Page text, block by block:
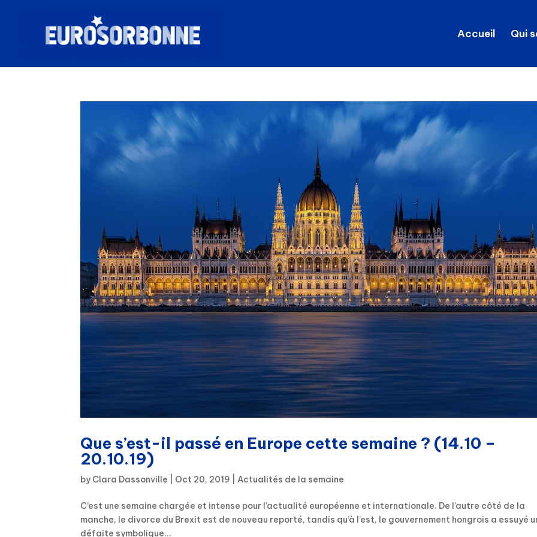
Accueil Qui
Que s’est-il passé en Europe cette semaine ? (14.10 –
20.10.19)
by Clara Dassonville Oct 20, 2019 Actualités de la semaine
C’est une semaine chargée et intense pour l’actualité européenne et internationale. De l’autre côté de la
manche, le divorce du Brexit est de nouveau reporté, tandis qu’à l’est, le gouvernement hongrois a essuyé
défaite symbolique...